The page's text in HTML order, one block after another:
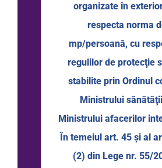
organizate în
respecta norma
mp/persoană, cu
regulilor de protecţie
stabilite prin Ordinul
Ministrului
Ministrului afacerilor
În temeiul art. 45 şi al
(2) din Lege nr. 55/